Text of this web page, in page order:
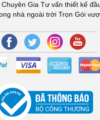
Gia Tư vấn thiết kế
nhà ngoài trời Trọn Gói